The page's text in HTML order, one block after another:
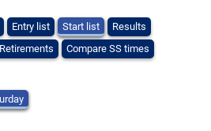
Entry list Start list
Results
Retirements
Compare SS times